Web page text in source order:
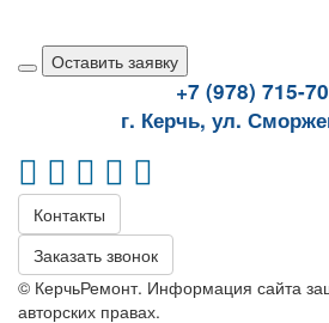
Оставить заявку
+7 (978) 715-
г. Керчь, ул.
Контакты
Заказать звонок
© КерчьРемонт. Информация сайта
авторских правах.